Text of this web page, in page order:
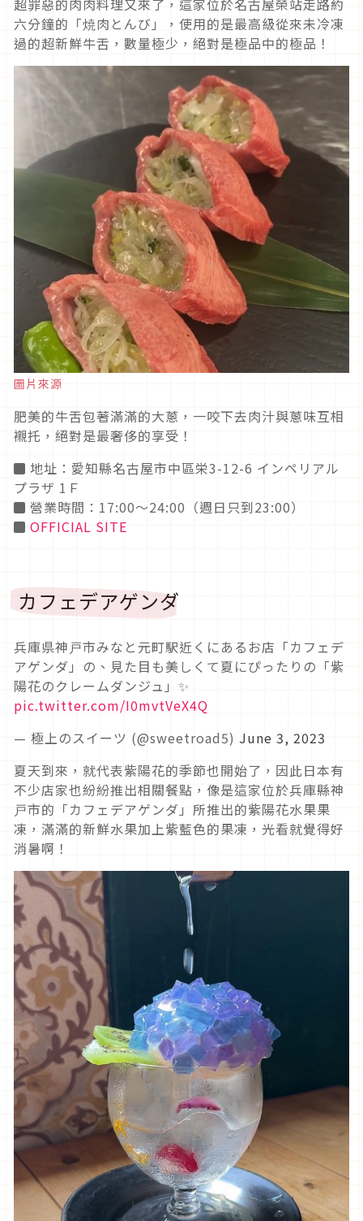
超罪惡的肉肉料理又來了，這家位於名古屋榮站走路約
六分鐘的「焼肉とんび」，使用的是最高級從來未冷凍
過的超新鮮牛舌，數量極少，絕對是極品中的極品！
圖片來源
肥美的牛舌包著滿滿的大蔥，一咬下去肉汁與蔥味互相
襯托，絕對是最奢侈的享受！
◼ 地址：愛知縣名古屋市中區栄3-12-6 インペリアル
プラザ 1Ｆ
◼ 營業時間：17:00～24:00（週日只到23:00）
◼ OFFICIAL SITE
カフェデアゲンダ
兵庫県神戸市みなと元町駅近くにあるお店「カフェデ
アゲンダ」の、見た目も美しくて夏にぴったりの「紫
陽花のクレームダンジュ」✨
pic.twitter.com/I0mvtVeX4Q
— 極上のスイーツ (@sweetroad5) June 3, 2023
夏天到來，就代表紫陽花的季節也開始了，因此日本有
不少店家也紛紛推出相關餐點，像是這家位於兵庫縣神
戸市的「カフェデアゲンダ」所推出的紫陽花水果果
凍，滿滿的新鮮水果加上紫藍色的果凍，光看就覺得好
消暑啊！